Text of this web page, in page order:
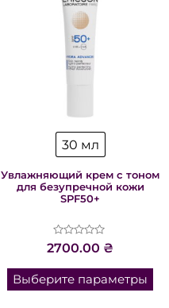
30 мл
Увлажняющий крем с тоном
для безупречной кожи
SPF50+
Оценка
0
2700.00 ₴
Выберите параметры